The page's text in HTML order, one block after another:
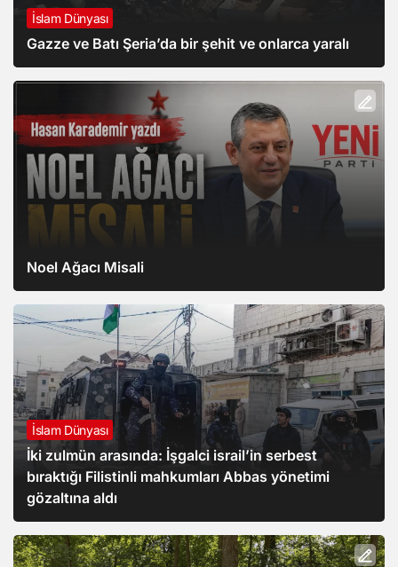
İslam Dünyası
Gazze ve Batı Şeria’da bir şehit ve onlarca yaralı
Noel Ağacı Misali
İslam Dünyası
İki zulmün arasında: İşgalci israil’in serbest
bıraktığı Filistinli mahkumları Abbas yönetimi
gözaltına aldı